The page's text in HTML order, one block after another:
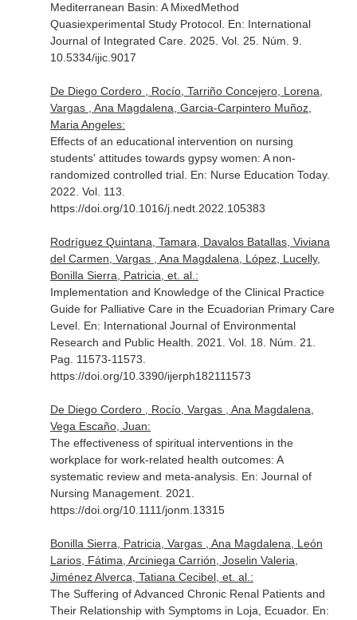
Mediterranean Basin: A MixedMethod
Quasiexperimental Study Protocol. En: International
Journal of Integrated Care. 2025. Vol. 25. Núm. 9.
10.5334/ijic.9017
De Diego Cordero , Rocío, Tarriño Concejero, Lorena,
Vargas , Ana Magdalena, Garcia-Carpintero Muñoz,
Maria Angeles:
Effects of an educational intervention on nursing
students' attitudes towards gypsy women: A non-
randomized controlled trial. En: Nurse Education Today.
2022. Vol. 113.
https://doi.org/10.1016/j.nedt.2022.105383
Rodríguez Quintana, Tamara, Davalos Batallas, Viviana
del Carmen, Vargas , Ana Magdalena, López, Lucelly,
Bonilla Sierra, Patricia, et. al.:
Implementation and Knowledge of the Clinical Practice
Guide for Palliative Care in the Ecuadorian Primary Care
Level. En: International Journal of Environmental
Research and Public Health . 2021. Vol. 18. Núm. 21.
Pag. 11573-11573.
https://doi.org/10.3390/ijerph182111573
De Diego Cordero , Rocío, Vargas , Ana Magdalena,
Vega Escaño, Juan:
The effectiveness of spiritual interventions in the
workplace for work-related health outcomes: A
systematic review and meta-analysis. En: Journal of
Nursing Management. 2021.
https://doi.org/10.1111/jonm.13315
Bonilla Sierra, Patricia, Vargas , Ana Magdalena, León
Larios, Fátima, Arciniega Carrión, Joselin Valeria,
Jiménez Alverca, Tatiana Cecibel, et. al.:
The Suffering of Advanced Chronic Renal Patients and
Their Relationship with Symptoms in Loja, Ecuador. En: